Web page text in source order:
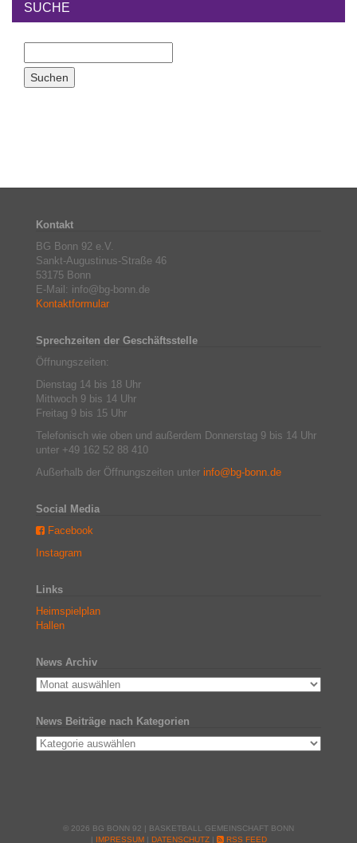
SUCHE
Kontakt
BG Bonn 92 e.V.
Sankt-Augustinus-Straße 46
53175 Bonn
E-Mail: info@bg-bonn.de
Kontaktformular
Sprechzeiten der Geschäftsstelle
Öffnungszeiten:
Dienstag 14 bis 18 Uhr
Mittwoch 9 bis 14 Uhr
Freitag 9 bis 15 Uhr
Telefonisch wie oben und außerdem Donnerstag 9 bis 14 Uhr
unter +49 162 52 88 410
Außerhalb der Öffnungszeiten unter info@bg-bonn.de
Social Media
Facebook
Instagram
Links
Heimspielplan
Hallen
News Archiv
News Beiträge nach Kategorien
© 2026 BG BONN 92 | BASKETBALL GEMEINSCHAFT BONN
| IMPRESSUM| DATENSCHUTZ| RSS FEED